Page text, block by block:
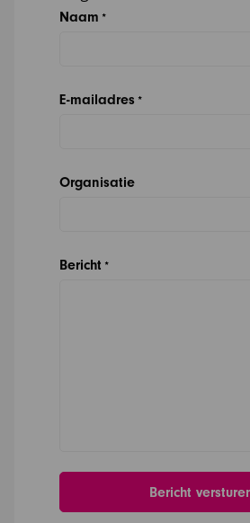
Naam *
E-mailadres *
Organisatie
Bericht *